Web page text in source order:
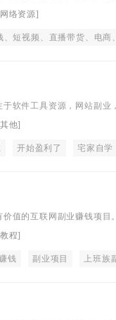
知乎、网赚项目、SEO、闲
网络资源]
运营、抖音、小红书、快手、知乎、网赚项目、SEO、
软件工具资源，网站副业
域的资源。
其他]
开始盈利了 宅家自学
业赚钱 怎么可以做副业
值的互联网副业赚钱项目
、大学生、宝妈兼职做副业
教程]
钱 副业项目 上班族